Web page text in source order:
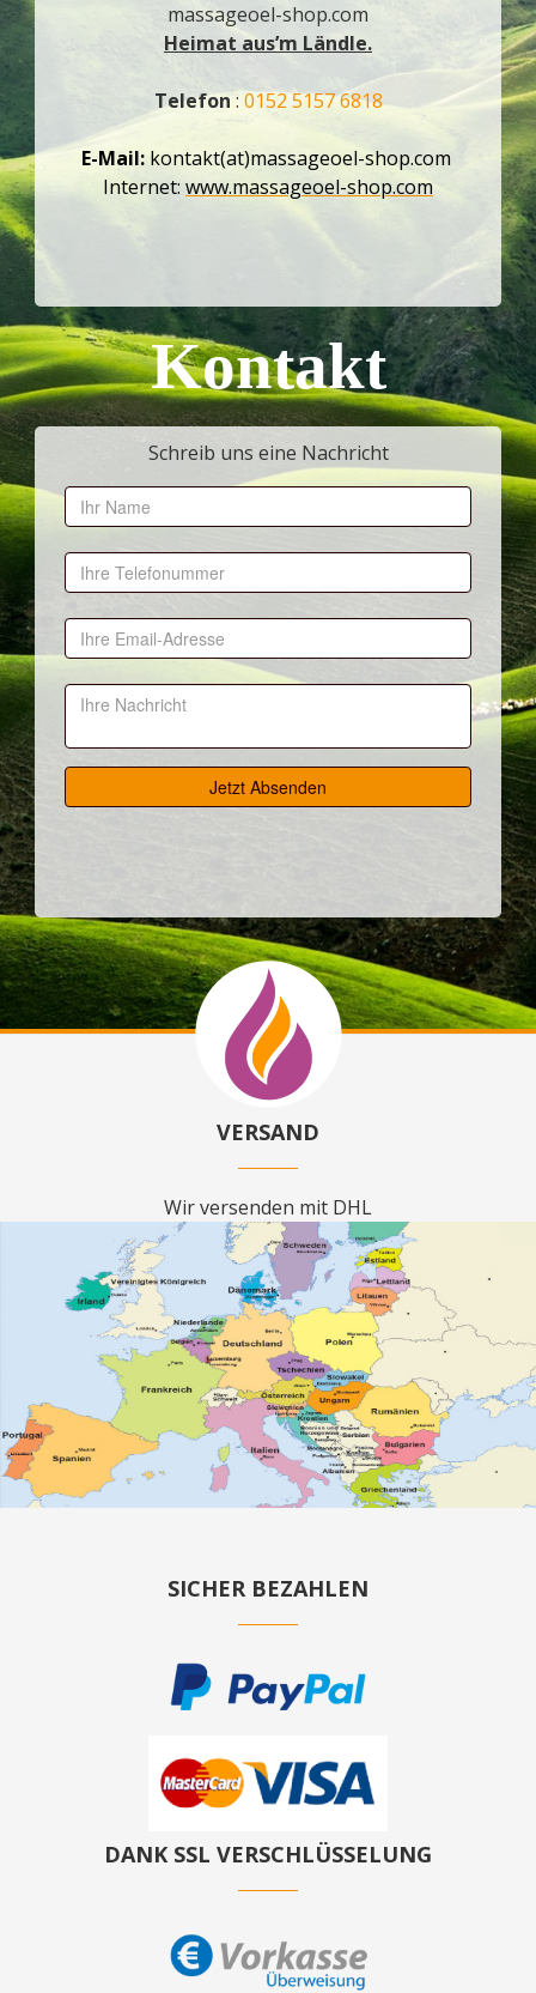
massageoel-shop.com
Heimat aus’m Ländle.
Telefon: 0152 5157 6818
E-Mail: kontakt(at)massageoel-shop.com
Internet: www.massageoel-shop.com
Kontakt
Schreib uns eine Nachricht
VERSAND
Wir versenden mit DHL
SICHER BEZAHLEN
DANK SSL VERSCHLÜSSELUNG